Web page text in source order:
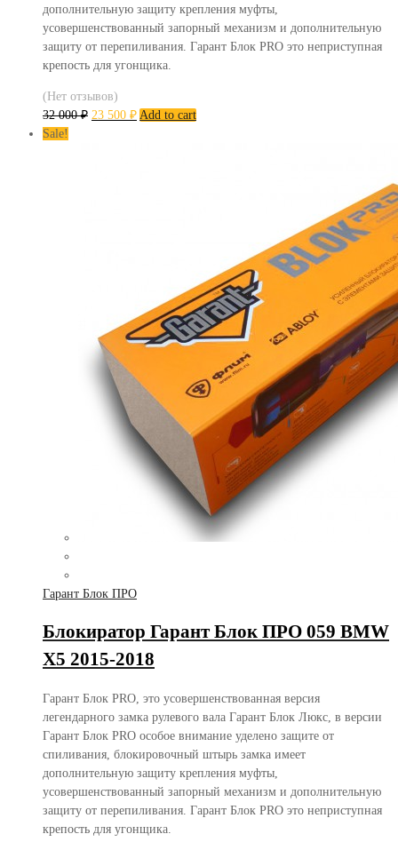
дополнительную защиту крепления муфты,
усовершенствованный запорный механизм и дополнительную
защиту от перепиливания. Гарант Блок PRO это неприступная
крепость для угонщика.
(Нет отзывов)
32 000₽ 23 500 ₽ Add to cart
Sale!
Гарант Блок ПРО
Блокиратор Гарант Блок ПРО 059 BMW
X5 2015-2018
Гарант Блок PRO, это усовершенствованная версия
легендарного замка рулевого вала Гарант Блок Люкс, в версии
Гарант Блок PRO особое внимание уделено защите от
спиливания, блокировочный штырь замка имеет
дополнительную защиту крепления муфты,
усовершенствованный запорный механизм и дополнительную
защиту от перепиливания. Гарант Блок PRO это неприступная
крепость для угонщика.